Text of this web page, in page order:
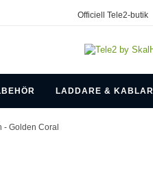
Officiell Tele2-butik
LADDARE & KABLAR
- Golden Coral